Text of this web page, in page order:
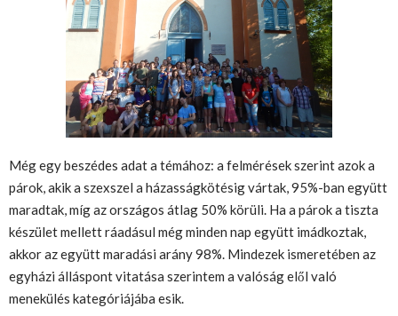
Még egy beszédes adat a témához: a felmérések szerint azok a
párok, akik a szexszel a házasságkötésig vártak, 95%-ban együtt
maradtak, míg az országos átlag 50% körüli. Ha a párok a tiszta
készület mellett ráadásul még minden nap együtt imádkoztak,
akkor az együtt maradási arány 98%. Mindezek ismeretében az
egyházi álláspont vitatása szerintem a valóság elől való
menekülés kategóriájába esik.